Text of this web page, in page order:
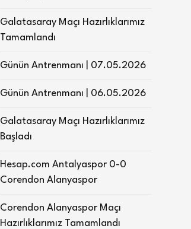
Galatasaray Maçı Hazırlıklarımız
Tamamlandı
Günün Antrenmanı | 07.05.2026
Günün Antrenmanı | 06.05.2026
Galatasaray Maçı Hazırlıklarımız
Başladı
Hesap.com Antalyaspor 0-0
Corendon Alanyaspor
Corendon Alanyaspor Maçı
Hazırlıklarımız Tamamlandı